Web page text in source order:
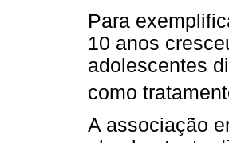
Para
10 anos
adolescentes
como
A associação